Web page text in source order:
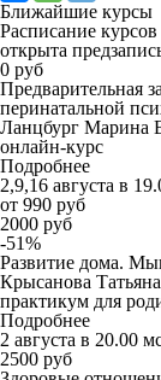
Ближайшие курсы
Расписание курсов
открыта
0 руб
Предварительная
перинатальной
Ланцбург Марина
онлайн-курс
Подробнее
2,9,16 августа в
от 990 руб
2000 руб
-51%
Развитие дома.
Крысанова
практикум для
Подробнее
2 августа в 20.00
2500 руб